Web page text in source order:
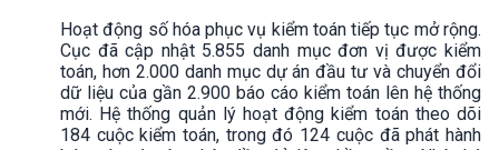
Hoạt động số hóa phục vụ kiểm toán tiếp tục mở rộng.
Cục đã cập nhật 5.855 danh mục đơn vị được kiểm
toán, hơn 2.000 danh mục dự án đầu tư và chuyển đổi
dữ liệu của gần 2.900 báo cáo kiểm toán lên hệ thống
mới. Hệ thống quản lý hoạt động kiểm toán theo dõi
184 cuộc kiểm toán, trong đó 124 cuộc đã phát hành